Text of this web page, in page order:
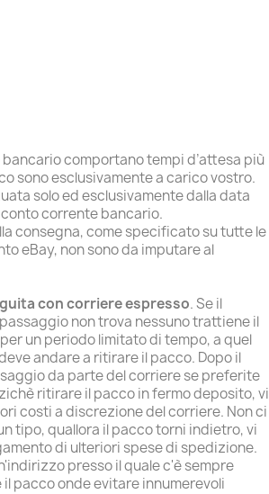
comportano tempi d’attesa più
sono esclusivamente a carico vostro.
solo ed esclusivamente dalla data
corrente bancario.
consegna, come specificato su tutte le
eBay, non sono da imputare al
con corriere espresso. Se il
non trova nessuno trattiene il
un periodo limitato di tempo, a quel
andare a ritirare il pacco. Dopo il
da parte del corriere se preferite
ritirare il pacco in fermo deposito, vi
costi a discrezione del corriere. Non ci
tipo, quallora il pacco torni indietro, vi
di ulteriori spese di spedizione.
presso il quale c'è sempre
pacco onde evitare innumerevoli